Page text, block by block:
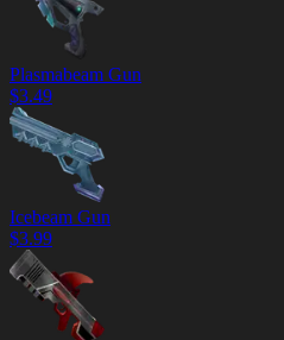
Plasmabeam Gun
$3.49
Icebeam Gun
$3.99